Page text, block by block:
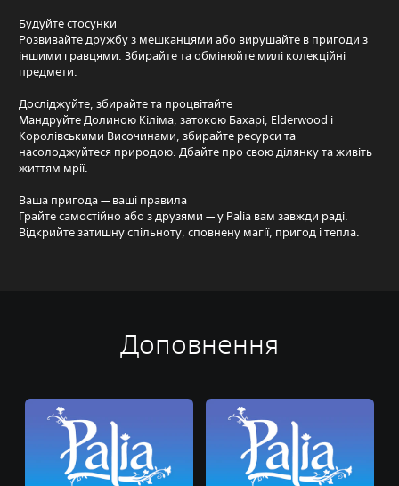
Будуйте стосунки
Розвивайте дружбу з мешканцями або вирушайте в пригоди з
іншими гравцями. Збирайте та обмінюйте милі колекційні
предмети.
Досліджуйте, збирайте та процвітайте
Мандруйте Долиною Кіліма, затокою Бахарі, Elderwood і
Королівськими Височинами, збирайте ресурси та
насолоджуйтеся природою. Дбайте про свою ділянку та живіть
життям мрії.
Ваша пригода — ваші правила
Грайте самостійно або з друзями — у Palia вам завжди раді.
Відкрийте затишну спільноту, сповнену магії, пригод і тепла.
Доповнення